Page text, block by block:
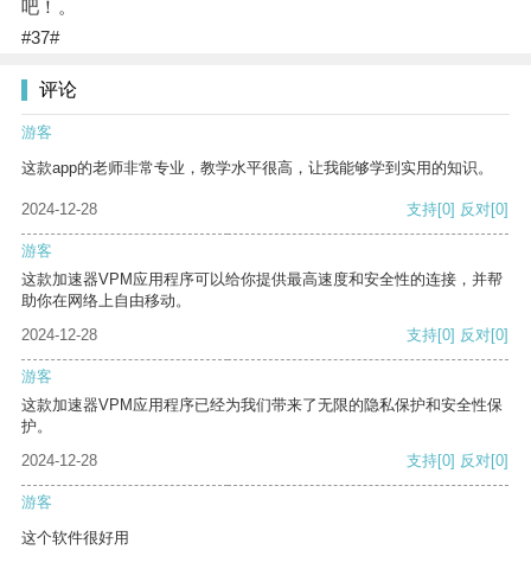
吧！。
#37#
评论
游客
这款app的老师非常专业，教学水平很高，让我能够学到实用的知识。
2024-12-28 支持[0] 反对[0]
游客
这款加速器VPM应用程序可以给你提供最高速度和安全性的连接，并帮
助你在网络上自由移动。
2024-12-28
支持[0] 反对[0]
游客
这款加速器VPM应用程序已经为我们带来了无限的隐私保护和安全性保
护。
2024-12-28
支持[0] 反对[0]
游客
这个软件很好用